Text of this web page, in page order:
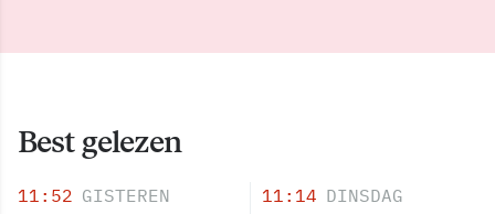
Best gelezen
11:52 GISTEREN 11:14 DINSDAG